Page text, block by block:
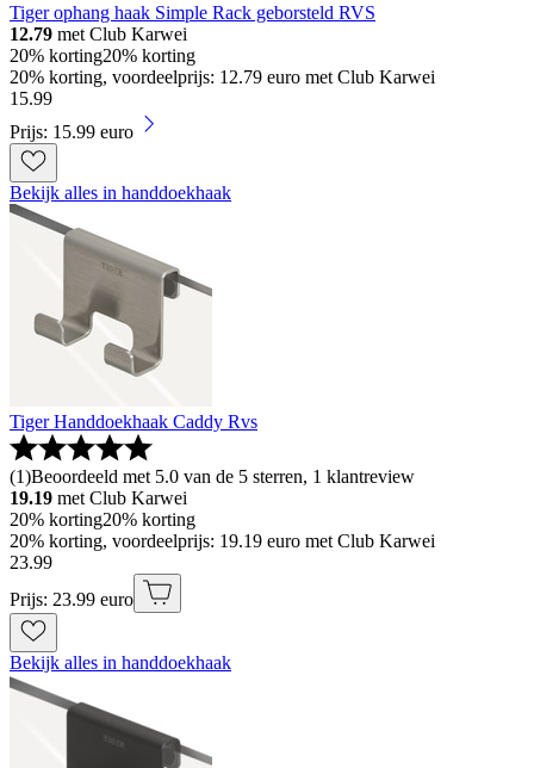
Tiger ophang haak Simple Rack geborsteld RVS
12.79 met Club Karwei
20% korting20% korting
20% korting, voordeelprijs: 12.79 euro met Club Karwei
15.99
Prijs: 15.99 euro
Bekijk alles in handdoekhaak
Tiger Handdoekhaak Caddy Rvs
(1)Beoordeeld met 5.0 van de 5 sterren, 1 klantreview
19.19 met Club Karwei
20% korting20% korting
20% korting, voordeelprijs: 19.19 euro met Club Karwei
23.99
Prijs: 23.99 euro
Bekijk alles in handdoekhaak